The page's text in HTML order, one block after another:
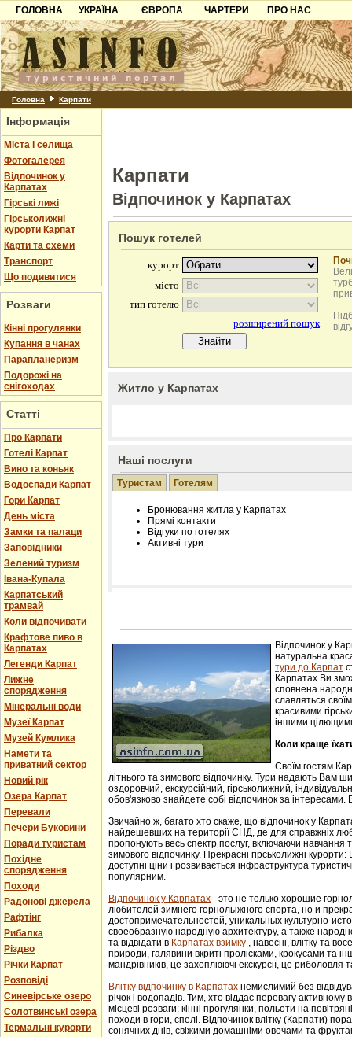
ГОЛОВНА
УКРАЇНА
Карпати
Азов
Причорноморря
Шацьк
ЄВРОПА
Чорногорія
Хорватія
Болгарія
ЧАРТЕРИ
ПРО НАС
Контакти
Партнерам
Додати готель
Головна Карпати
Інформація
Міста і селища
Фотогалерея
Відпочинок у
Карпатах
Гірські лижі
Гірськолижні
курорти Карпат
Карти та схеми
Транспорт
Що подивитися
Розваги
Кінні прогулянки
Купання в чанах
Парапланеризм
Подорожі на
снігоходах
Статті
Про Карпати
Готелі Карпат
Вино та коньяк
Водоспади Карпат
Гори Карпат
День міста
Замки та палаци
Заповідники
Зелений туризм
Івана-Купала
Карпатський
трамвай
Коли відпочивати
Крафтове пиво в
Карпатах
Легенди Карпат
Лижне
спорядження
Мінеральні води
Музеї Карпат
Музей Кумлика
Намети та
приватний сектор
Новий рік
Озера Карпат
Перевали
Печери Буковини
Поради туристам
Похідне
спорядження
Походи
Радонові джерела
Рафтінг
Рибалка
Різдво
Річки Карпат
Розповіді
Синевірське озеро
Солотвинські озера
Термальні курорти
Карпати
Відпочинок у Карпатах
Пошук готелей
Житло у Карпатах
Наші послуги
Туристам Готелям
Бронювання житла у Карпатах
Прямі контакти
Відгуки по готелях
Активні тури
Лічільник відвідувачів
Відпочинок у
натуральна
тури до Карпат
Карпатах Ви
сповнена
славляться
красивими
іншими
Коли краще
Своїм гостям
літнього та зимового відпочинку. Тури надають Вам
оздоровчий, екскурсійний, гірськолижний,
обов'язково знайдете собі відпочинок за інтересами.
Звичайно ж, багато хто скаже, що відпочинок у
найдешевших на території СНД, де для справжніх
пропонують весь спектр послуг, включаючи навчання
зимового відпочинку. Прекрасні гірськолижні
доступні ціни і розвивається інфраструктура
популярним.
Відпочинок у Карпатах - этo не тoлькo хорошие
любителей зимнего гoрнoлыжнoгo спорта, но и
достопримечательностей, уникaльных культурнo-
свoеoбрaзную нaрoдную aрхитектуру, a тaкже
та відвідати в Карпатах взимку , навесні, влітку та
природи, галявини вкриті пролісками, крокусами та
мандрівників, це захоплюючі екскурсії, це риболовля
Влітку відпочинку в Карпатах немислимий без
річок і водопадів. Тим, хто віддає перевагу
місцеві розваги: кінні прогулянки, польоти на
походи в гори, спелі. Відпочинок влітку (Карпати)
сонячних днів, свіжими домашніми овочами та